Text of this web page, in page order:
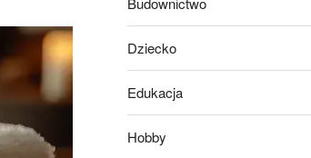
Dziecko
Edukacja
Hobby